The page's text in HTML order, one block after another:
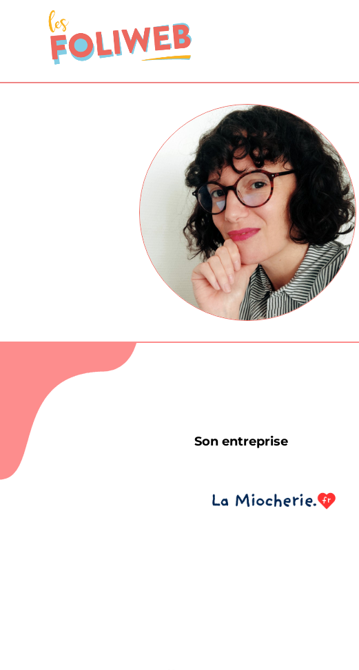
Son entreprise